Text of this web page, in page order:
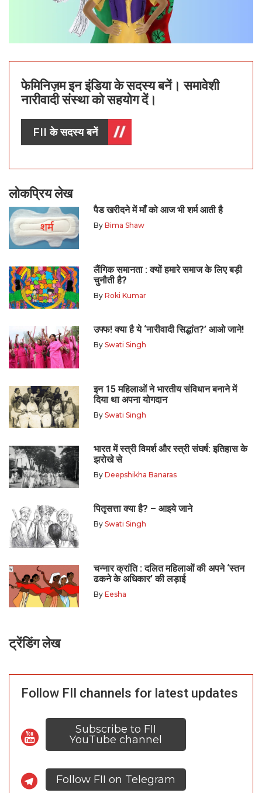
फेमिनिज़म इन इंडिया के सदस्य बनें। समावेशी
नारीवादी संस्था को सहयोग दें।
FII के सदस्य बनें
लोकप्रिय लेख
पैड खरीदने में माँ को आज भी शर्म आती है
By Bima Shaw
लैंगिक समानता : क्यों हमारे समाज के लिए बड़ी
चुनौती है?
By Roki Kumar
उफ्फ! क्या है ये ‘नारीवादी सिद्धांत?’ आओ जाने!
By Swati Singh
इन 15 महिलाओं ने भारतीय संविधान बनाने में
दिया था अपना योगदान
By Swati Singh
भारत में स्त्री विमर्श और स्त्री संघर्ष: इतिहास के
झरोखे से
By Deepshikha Banaras
पितृसत्ता क्या है? – आइये जाने
By Swati Singh
चन्नार क्रांति : दलित महिलाओं की अपने ‘स्तन
ढकने के अधिकार’ की लड़ाई
By Eesha
ट्रेंडिंग लेख
Follow FII channels for latest updates
Subscribe to FII
YouTube channel
Follow FII on Telegram